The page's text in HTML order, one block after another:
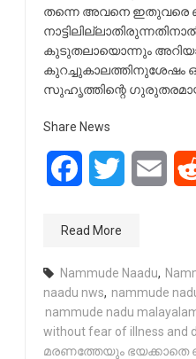
തന്നെ‌ അവനെ‌ ഇ‌തുവരെ‌
കുടു‌തലായൊന്നും‌‌
കുറച്ചുകാലത്തിനുശേഷം‌
സു‌ഹൃത്തിന്റെ‌‌ ഗുരുതരമായ‌
Share News
FacebookTwitter
Read More
Nammude Naadu,
naadu nws, nammude
nammude nadu
without fear of illness and
മരണത്തേയും‌